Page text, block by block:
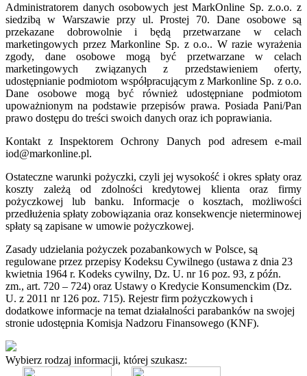
Administratorem danych osobowych jest MarkOnline Sp. z.o.o. z
siedzibą w Warszawie przy ul. Prostej 70. Dane osobowe są
przekazane dobrowolnie i będą przetwarzane w celach
marketingowych przez Markonline Sp. z o.o.. W razie wyrażenia
zgody, dane osobowe mogą być przetwarzane w celach
marketingowych związanych z przedstawieniem oferty,
udostępnianie podmiotom współpracującym z Markonline Sp. z o.o.
Dane osobowe mogą być również udostępniane podmiotom
upoważnionym na podstawie przepisów prawa. Posiada Pani/Pan
prawo dostępu do treści swoich danych oraz ich poprawiania.
Kontakt z Inspektorem Ochrony Danych pod adresem e-mail
iod@markonline.pl.
Ostateczne warunki pożyczki, czyli jej wysokość i okres spłaty oraz
koszty zależą od zdolności kredytowej klienta oraz firmy
pożyczkowej lub banku. Informacje o kosztach, możliwości
przedłużenia spłaty zobowiązania oraz konsekwencje nieterminowej
spłaty są zapisane w umowie pożyczkowej.
Zasady udzielania pożyczek pozabankowych w Polsce, są
regulowane przez przepisy Kodeksu Cywilnego (ustawa z dnia 23
kwietnia 1964 r. Kodeks cywilny, Dz. U. nr 16 poz. 93, z późn.
zm., art. 720 – 724) oraz Ustawy o Kredycie Konsumenckim (Dz.
U. z 2011 nr 126 poz. 715). Rejestr firm pożyczkowych i
dodatkowe informacje na temat działalności parabanków na swojej
stronie udostępnia Komisja Nadzoru Finansowego (KNF).
Wybierz rodzaj informacji, której szukasz: